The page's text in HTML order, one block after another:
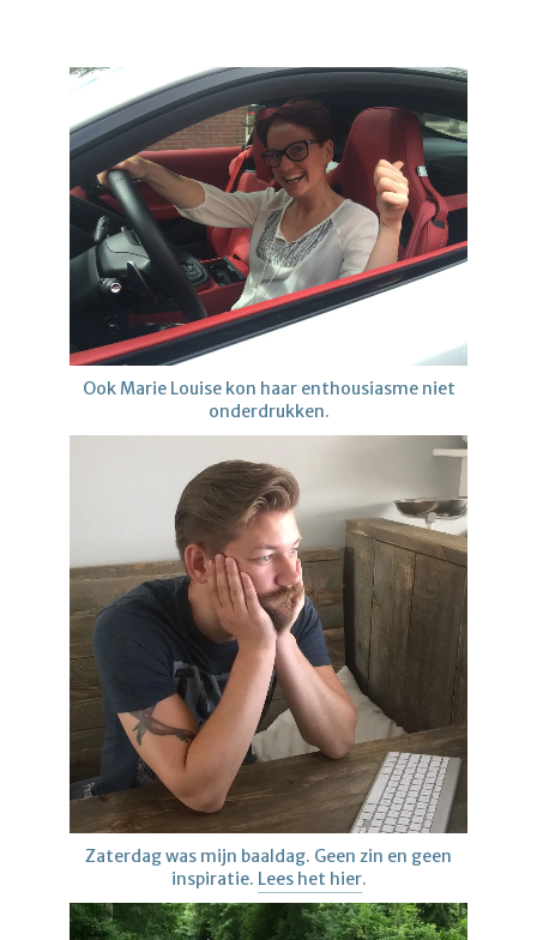
Ook Marie Louise kon haar enthousiasme niet
onderdrukken.
Zaterdag was mijn baaldag. Geen zin en geen
inspiratie. Lees het hier.